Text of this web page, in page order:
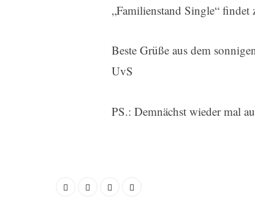
„Familienstand Single“ findet
Beste Grüße aus dem
UvS
PS.: Demnächst wieder mal